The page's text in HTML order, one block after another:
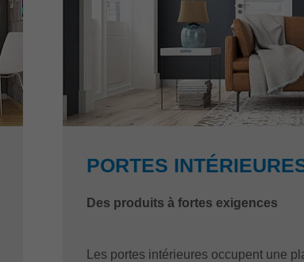
PORTES
Des produits à fortes exigences
Les portes intérieures occupent une